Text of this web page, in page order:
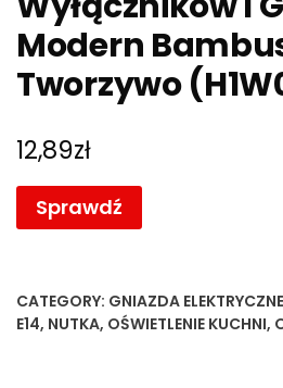
Modern
Tworzywo
12,89zł
Sprawdź
CATEGORY: GNIAZDA ELEKTRYCZNE
E14, NUTKA, OŚWIETLENIE KUCHNI,